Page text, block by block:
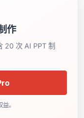
作
20 次 AI PPT 制
。